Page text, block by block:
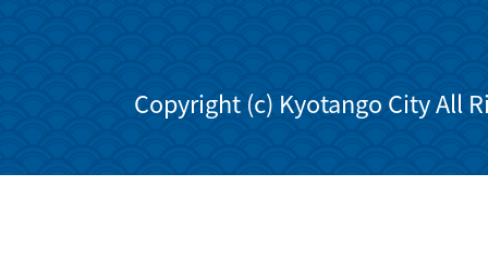
Copyright (c) Kyotango City All